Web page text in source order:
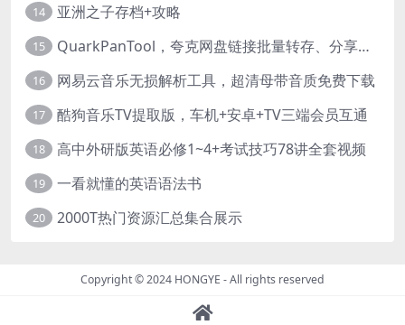
14 亚洲之子存档+攻略
15 QuarkPanTool，夸克网盘链接批量转存、分享和下载工具
16 网易云音乐无损解析工具，超清母带音质免费下载
17 酷狗音乐TV提取版，车机+安卓+TV三端会员互通
18 高中外研版英语必修1~4+考试技巧78讲全套视频
19 一看就懂的英语语法书
20 2000T热门资源汇总集合展示
Copyright © 2024 HONGYE - All rights reserved